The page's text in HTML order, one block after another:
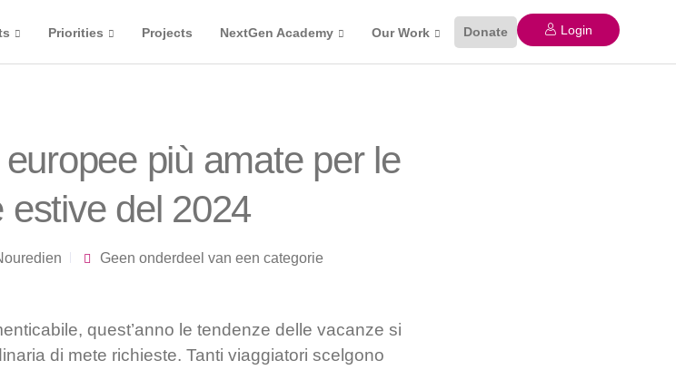
Priorities Projects NextGen Academy Our Work Donate Login
più amate per le
estive del 2024
Geen onderdeel van een categorie
quest’anno le tendenze delle vacanze si
di mete richieste. Tanti viaggiatori scelgono